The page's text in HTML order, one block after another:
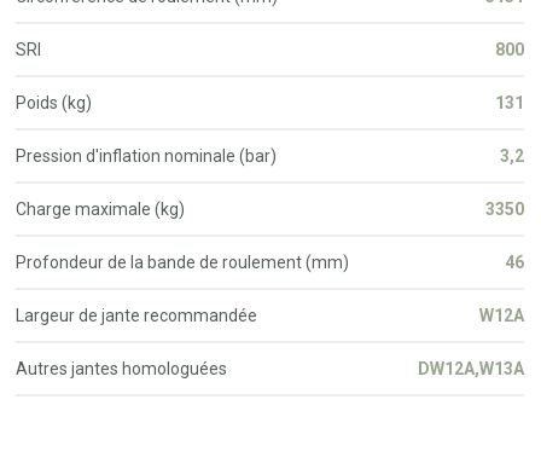
SRI 800
Poids (kg) 131
Pression d'inflation nominale (bar) 3,2
Charge maximale (kg) 3350
Profondeur de la bande de roulement (mm) 46
Largeur de jante recommandée W12A
Autres jantes homologuées DW12A,W13A